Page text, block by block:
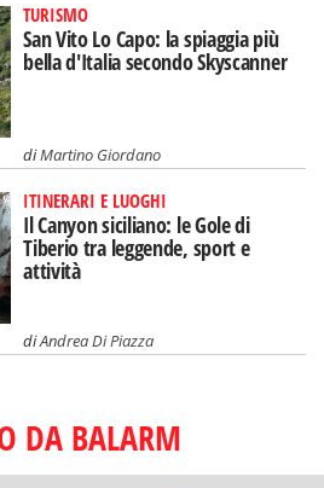
TURISMO
San Vito Lo Capo: la spiaggia più
bella d'Italia secondo Skyscanner
diMartino Giordano
ITINERARI E LUOGHI
Il Canyon siciliano: le Gole di
Tiberio tra leggende, sport e
attività
diAndrea Di Piazza
DA BALARM